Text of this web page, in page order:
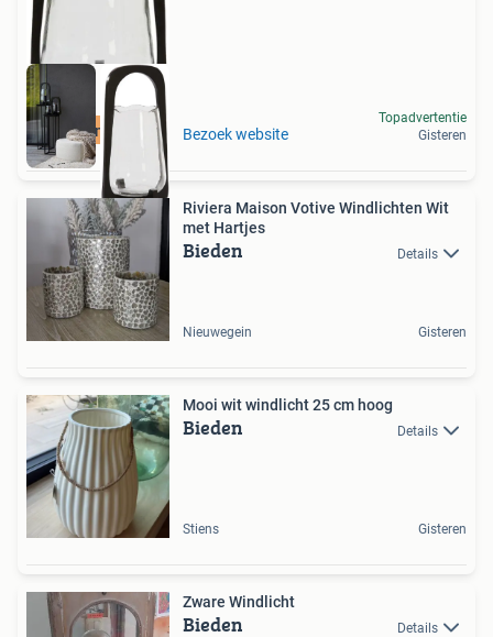
Duurzame Deal Bezoek website
Topadvertentie
Gisteren
Riviera Maison Votive Windlichten Wit
met Hartjes
Bieden Details
Nieuwegein Gisteren
Mooi wit windlicht 25 cm hoog
Bieden Details
Stiens Gisteren
Zware Windlicht
Bieden Details